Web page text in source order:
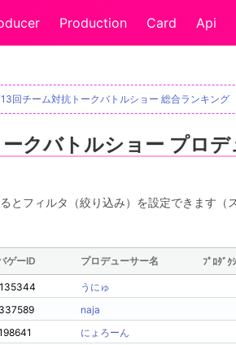
Production Card Api
回チーム対抗トークバトルショー 総合ランキング
クバトルショー プロ
とフィルタ（絞り込み）を設定できます
ゲーID プロデューサー名 ﾌﾟﾛﾀﾞｸ
うにゅ
naja
にょろーん